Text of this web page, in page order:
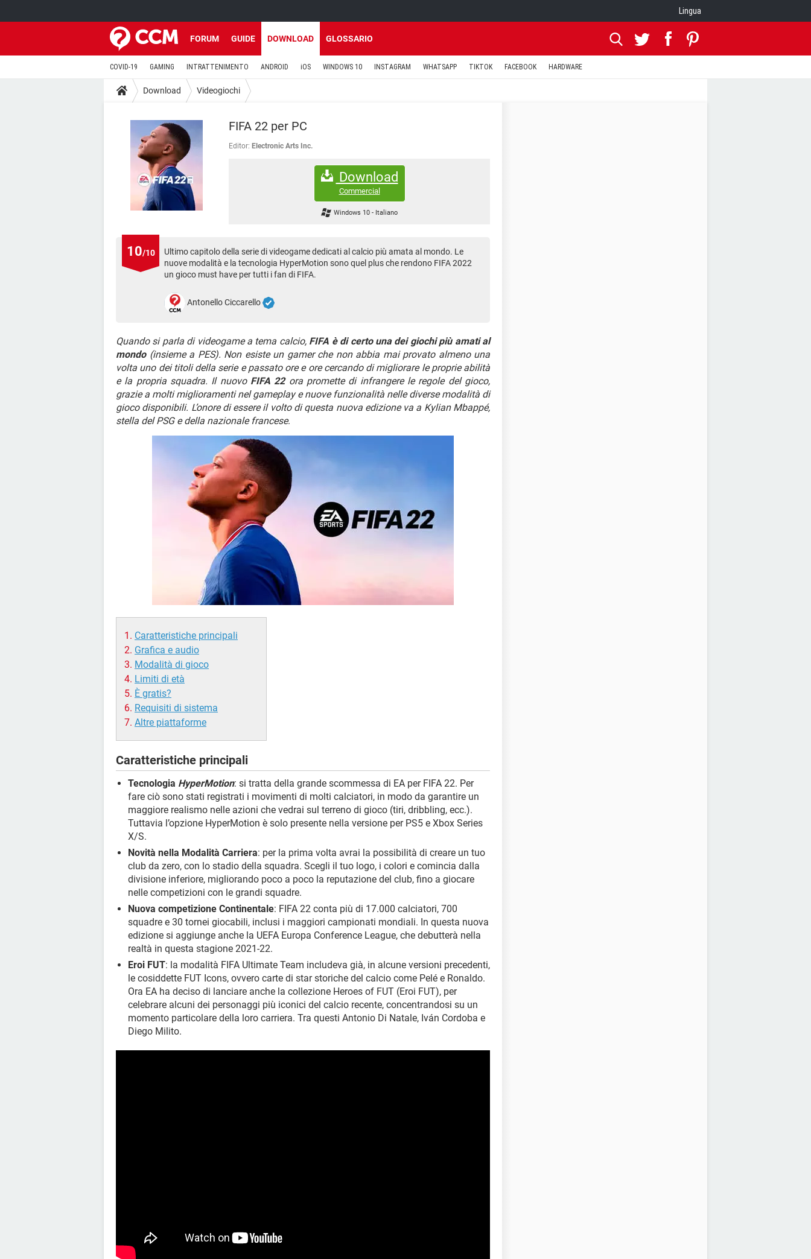
Lingua
FORUM GUIDE DOWNLOAD GLOSSARIO
COVID-19 GAMING INTRATTENIMENTO ANDROID iOS WINDOWS 10 INSTAGRAM WHATSAPP TIKTOK FACEBOOK HARDWARE
Download Videogiochi
FIFA 22 per PC
Editor: Electronic Arts Inc.
Download
Commercial
Windows 10 - Italiano
10/10
Ultimo capitolo della serie di videogame dedicati al calcio più amata al mondo. Le
nuove modalità e la tecnologia HyperMotion sono quel plus che rendono FIFA 2022
un gioco must have per tutti i fan di FIFA.
Antonello Ciccarello
Quando si parla di videogame a tema calcio, FIFA è di certo una dei giochi più amati al
mondo(insieme a PES). Non esiste un gamer che non abbia mai provato almeno una
volta uno dei titoli della serie e passato ore e ore cercando di migliorare le proprie abilità
e la propria squadra. Il nuovo FIFA 22ora promette di infrangere le regole del gioco,
grazie a molti miglioramenti nel gameplay e nuove funzionalità nelle diverse modalità di
gioco disponibili. L’onore di essere il volto di questa nuova edizione va a Kylian Mbappé,
stella del PSG e della nazionale francese.
Caratteristiche principali
Grafica e audio
Modalità di gioco
Limiti di età
È gratis?
Requisiti di sistema
Altre piattaforme
Caratteristiche principali
Tecnologia HyperMotion: si tratta della grande scommessa di EA per FIFA 22. Per
fare ciò sono stati registrati i movimenti di molti calciatori, in modo da garantire un
maggiore realismo nelle azioni che vedrai sul terreno di gioco (tiri, dribbling, ecc.).
Tuttavia l’opzione HyperMotion è solo presente nella versione per PS5 e Xbox Series
X/S.
Novità nella Modalità Carriera: per la prima volta avrai la possibilità di creare un tuo
club da zero, con lo stadio della squadra. Scegli il tuo logo, i colori e comincia dalla
divisione inferiore, migliorando poco a poco la reputazione del club, fino a giocare
nelle competizioni con le grandi squadre.
Nuova competizione Continentale: FIFA 22 conta più di 17.000 calciatori, 700
squadre e 30 tornei giocabili, inclusi i maggiori campionati mondiali. In questa nuova
edizione si aggiunge anche la UEFA Europa Conference League, che debutterà nella
realtà in questa stagione 2021-22.
Eroi FUT: la modalità FIFA Ultimate Team includeva già, in alcune versioni precedenti,
le cosiddette FUT Icons, ovvero carte di star storiche del calcio come Pelé e Ronaldo.
Ora EA ha deciso di lanciare anche la collezione Heroes of FUT (Eroi FUT), per
celebrare alcuni dei personaggi più iconici del calcio recente, concentrandosi su un
momento particolare della loro carriera. Tra questi Antonio Di Natale, Iván Cordoba e
Diego Milito.